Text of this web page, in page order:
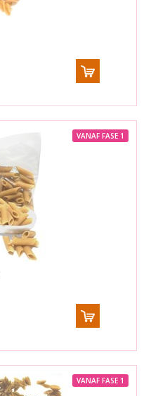
VANAF FASE 1
VANAF FASE 1